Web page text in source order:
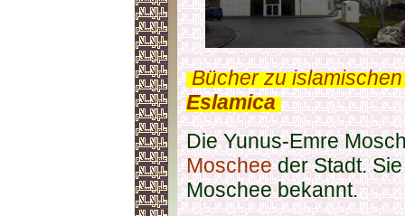
.Bücher zu
Eslamica.
Die Yunus-Emre
Moscheeder Stadt.
Moschee bekannt.